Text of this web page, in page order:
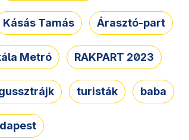
Kásás Tamás Árasztó-part
Metró RAKPART 2023
turisták baba